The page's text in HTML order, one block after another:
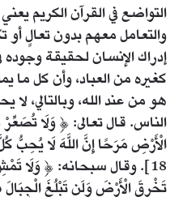
التواضع في القرآن الكريم
والتعامل معهم بدون تعالٍ أو
إدراك الإنسان لحقيقة وجوده
كغيره من العباد، وأن كل ما
هو من عند الله، وبالتالي، لا
الناس. قال تعالى: ﴿ وَلَا
الْأَرْضِ مَرَحًا إِنَّ اللَّهَ لَا
18]. وقال سبحانه: ﴿ وَلَا